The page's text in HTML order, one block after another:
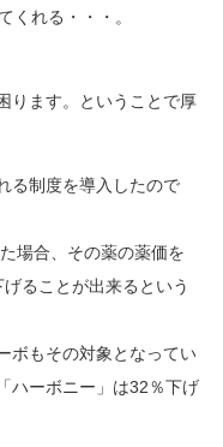
くれる・・・。
ります。ということで厚
る制度を導入したので
場合、その薬の薬価を
ることが出来るという
ボもその対象となってい
ハーボニー」は32％下げ